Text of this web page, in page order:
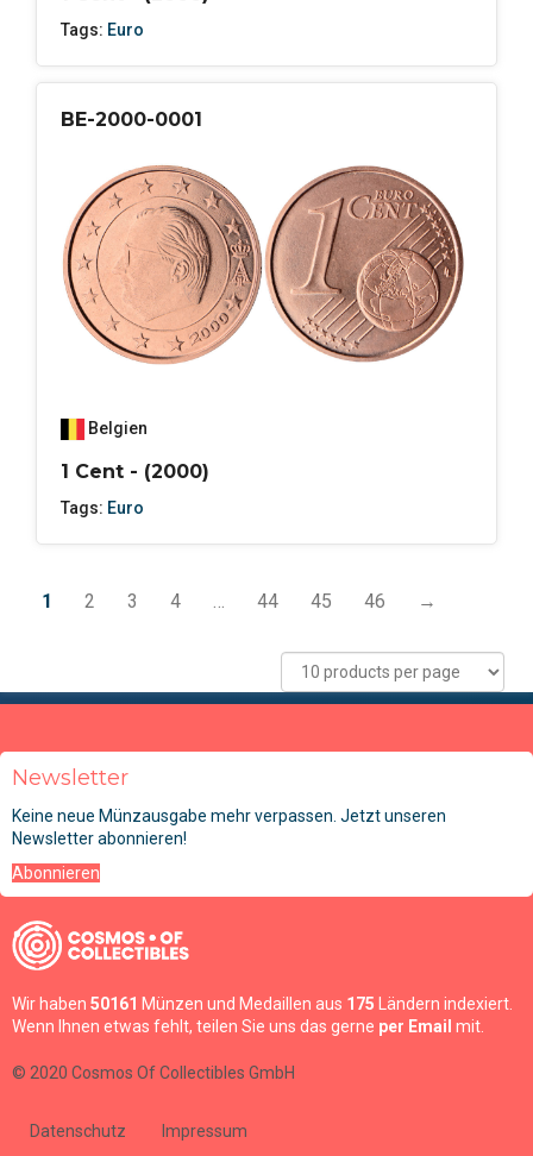
Tags: Euro
BE-2000-0001
Belgien
1 Cent - (2000)
Tags: Euro
1 2 3 4 44 45 46 →
Newsletter
Keine neue Münzausgabe mehr verpassen. Jetzt unseren
Newsletter abonnieren!
Abonnieren
Wir haben 50161 Münzen und Medaillen aus 175 Ländern indexiert.
Wenn Ihnen etwas fehlt, teilen Sie uns das gerne per Email mit.
© 2020 Cosmos Of Collectibles GmbH
Datenschutz Impressum